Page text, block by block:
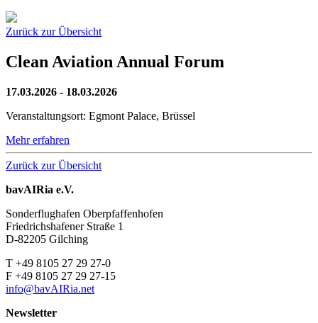
Zurück zur Übersicht
Clean Aviation Annual Forum
17.03.2026 - 18.03.2026
Veranstaltungsort: Egmont Palace, Brüssel
Mehr erfahren
Zurück zur Übersicht
bavAIRia e.V.
Sonderflughafen Oberpfaffenhofen
Friedrichshafener Straße 1
D-82205 Gilching
T +49 8105 27 29 27-0
F +49 8105 27 29 27-15
info@bavAIRia.net
Newsletter